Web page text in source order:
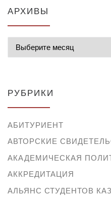
АРХИВЫ
РУБРИКИ
АБИТУРИЕНТ
АВТОРСКИЕ
АКАДЕМИЧЕСКАЯ
АККРЕДИТАЦИЯ
АЛЬЯНС СТУДЕНТОВ